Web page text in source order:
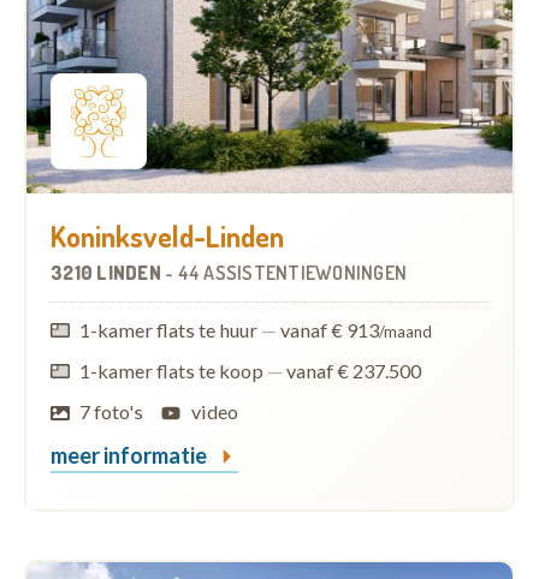
Koninksveld-Linden
3210 LINDEN - 44 ASSISTENTIEWONINGEN
1-kamer flats te huur — vanaf € 913/maand
1-kamer flats te koop — vanaf € 237.500
7 foto's
video
meer informatie